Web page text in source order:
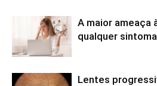
A maior ameaça
qualquer sintoma
Lentes